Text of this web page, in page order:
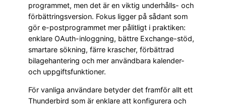
programmet, men det är en viktig underhålls- och
förbättringsversion. Fokus ligger på sådant som
gör e-postprogrammet mer pålitligt i praktiken:
enklare OAuth-inloggning, bättre Exchange-stöd,
smartare sökning, färre krascher, förbättrad
bilagehantering och mer användbara kalender-
och uppgiftsfunktioner.
För vanliga användare betyder det framför allt ett
Thunderbird som är enklare att konfigurera och